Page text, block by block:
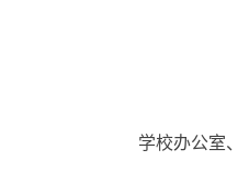
学校办公室